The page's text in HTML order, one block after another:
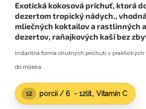
Exotická kokosová príchuť, ktorá
dezertom tropický nádych.,
mliečných koktailov a rastlinných
dezertov, raňajkových kaší bez
Instantná forma chutných príchutí v
do mlieka.
12 porcií / 6 - 12lit., Vitamín C